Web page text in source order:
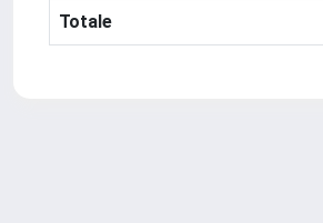
Totale